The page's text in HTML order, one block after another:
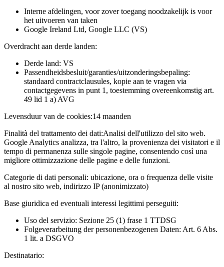
Interne afdelingen, voor zover toegang noodzakelijk is voor
het uitvoeren van taken
Google Ireland Ltd, Google LLC (VS)
Overdracht aan derde landen:
Derde land: VS
Passendheidsbesluit/garanties/uitzonderingsbepaling:
standaard contractclausules, kopie aan te vragen via
contactgegevens in punt 1, toestemming overeenkomstig art.
49 lid 1 a) AVG
Levensduur van de cookies:14 maanden
Finalità del trattamento dei dati:Analisi dell'utilizzo del sito web.
Google Analytics analizza, tra l'altro, la provenienza dei visitatori e il
tempo di permanenza sulle singole pagine, consentendo così una
migliore ottimizzazione delle pagine e delle funzioni.
Categorie di dati personali: ubicazione, ora o frequenza delle visite
al nostro sito web, indirizzo IP (anonimizzato)
Base giuridica ed eventuali interessi legittimi perseguiti:
Uso del servizio: Sezione 25 (1) frase 1 TTDSG
Folgeverarbeitung der personenbezogenen Daten: Art. 6 Abs.
1 lit. a DSGVO
Destinatario: